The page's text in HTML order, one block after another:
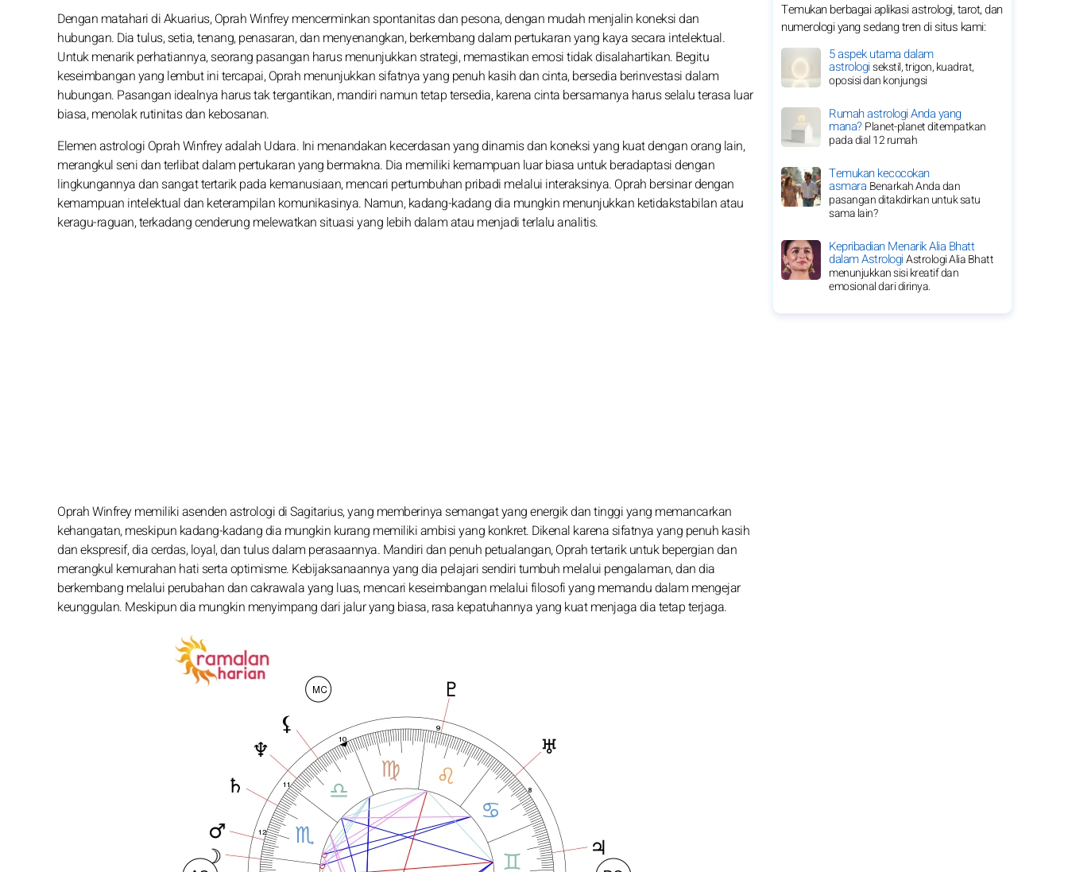
Dengan matahari di Akuarius, Oprah Winfrey mencerminkan spontanitas dan pesona, dengan mudah menjalin koneksi dan
hubungan. Dia tulus, setia, tenang, penasaran, dan menyenangkan, berkembang dalam pertukaran yang kaya secara intelektual.
Untuk menarik perhatiannya, seorang pasangan harus menunjukkan strategi, memastikan emosi tidak disalahartikan. Begitu
keseimbangan yang lembut ini tercapai, Oprah menunjukkan sifatnya yang penuh kasih dan cinta, bersedia berinvestasi dalam
hubungan. Pasangan idealnya harus tak tergantikan, mandiri namun tetap tersedia, karena cinta bersamanya harus selalu terasa luar
biasa, menolak rutinitas dan kebosanan.
Elemen astrologi Oprah Winfrey adalah Udara. Ini menandakan kecerdasan yang dinamis dan koneksi yang kuat dengan orang lain,
merangkul seni dan terlibat dalam pertukaran yang bermakna. Dia memiliki kemampuan luar biasa untuk beradaptasi dengan
lingkungannya dan sangat tertarik pada kemanusiaan, mencari pertumbuhan pribadi melalui interaksinya. Oprah bersinar dengan
kemampuan intelektual dan keterampilan komunikasinya. Namun, kadang-kadang dia mungkin menunjukkan ketidakstabilan atau
keragu-raguan, terkadang cenderung melewatkan situasi yang lebih dalam atau menjadi terlalu analitis.
Oprah Winfrey memiliki asenden astrologi di Sagitarius, yang memberinya semangat yang energik dan tinggi yang memancarkan
kehangatan, meskipun kadang-kadang dia mungkin kurang memiliki ambisi yang konkret. Dikenal karena sifatnya yang penuh kasih
dan ekspresif, dia cerdas, loyal, dan tulus dalam perasaannya. Mandiri dan penuh petualangan, Oprah tertarik untuk bepergian dan
merangkul kemurahan hati serta optimisme. Kebijaksanaannya yang dia pelajari sendiri tumbuh melalui pengalaman, dan dia
berkembang melalui perubahan dan cakrawala yang luas, mencari keseimbangan melalui filosofi yang memandu dalam mengejar
keunggulan. Meskipun dia mungkin menyimpang dari jalur yang biasa, rasa kepatuhannya yang kuat menjaga dia tetap terjaga.
Temukan berbagai aplikasi astrologi, tarot, dan
numerologi yang sedang tren di situs kami:
5 aspek utama dalam
astrologisekstil, trigon, kuadrat,
oposisi dan konjungsi
Rumah astrologi Anda yang
mana?Planet-planet ditempatkan
pada dial 12 rumah
Temukan kecocokan
asmara Benarkah Anda dan
pasangan ditakdirkan untuk satu
sama lain?
Kepribadian Menarik Alia Bhatt
dalam AstrologiAstrologi Alia Bhatt
menunjukkan sisi kreatif dan
emosional dari dirinya.